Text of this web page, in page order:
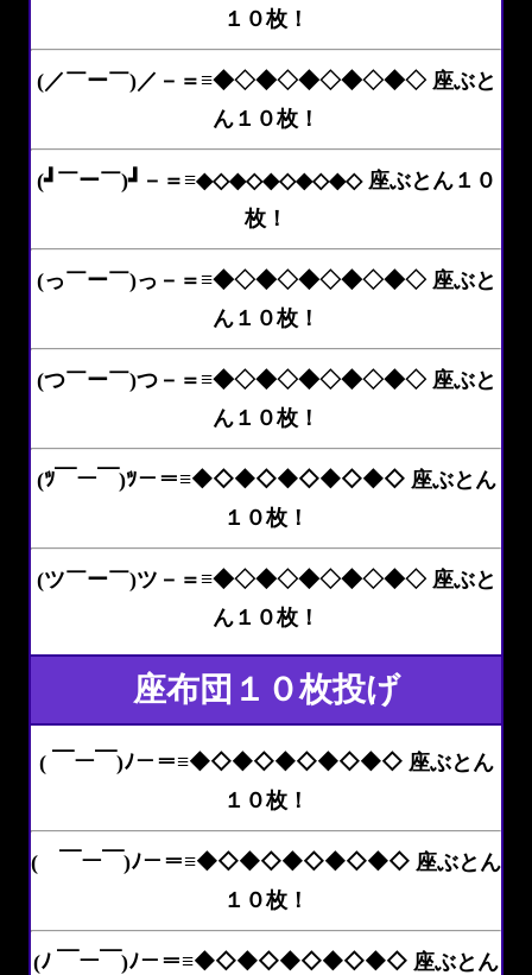
１０枚！
(／￣ー￣)／－＝≡◆◇◆◇◆◇◆◇◆◇ 座ぶと
ん１０枚！
(┛￣ー￣)┛－＝≡◆◇◆◇◆◇◆◇◆◇ 座ぶとん１０
枚！
(っ￣ー￣)っ－＝≡◆◇◆◇◆◇◆◇◆◇ 座ぶと
ん１０枚！
(つ￣ー￣)つ－＝≡◆◇◆◇◆◇◆◇◆◇ 座ぶと
ん１０枚！
(ﾂ￣ー￣)ﾂ－＝≡◆◇◆◇◆◇◆◇◆◇ 座ぶとん
１０枚！
(ツ￣ー￣)ツ－＝≡◆◇◆◇◆◇◆◇◆◇ 座ぶと
ん１０枚！
座布団１０枚投げ
( ￣ー￣)ﾉ－＝≡◆◇◆◇◆◇◆◇◆◇ 座ぶとん
１０枚！
( ￣ー￣)ﾉ－＝≡◆◇◆◇◆◇◆◇◆◇ 座ぶとん
１０枚！
(ﾉ ￣ー￣)ﾉ－＝≡◆◇◆◇◆◇◆◇◆◇ 座ぶとん